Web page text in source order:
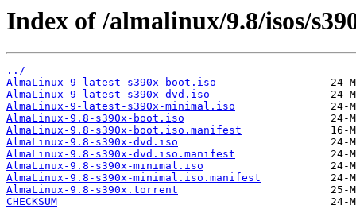
Index of /almalinux/9.8/isos/
../
AlmaLinux-9-latest-s390x-boot.iso
AlmaLinux-9-latest-s390x-dvd.iso
AlmaLinux-9-latest-s390x-minimal.iso
AlmaLinux-9.8-s390x-boot.iso
AlmaLinux-9.8-s390x-boot.iso.manifest
AlmaLinux-9.8-s390x-dvd.iso
AlmaLinux-9.8-s390x-dvd.iso.manifest
AlmaLinux-9.8-s390x-minimal.iso
AlmaLinux-9.8-s390x-minimal.iso.manifest
AlmaLinux-9.8-s390x.torrent
CHECKSUM